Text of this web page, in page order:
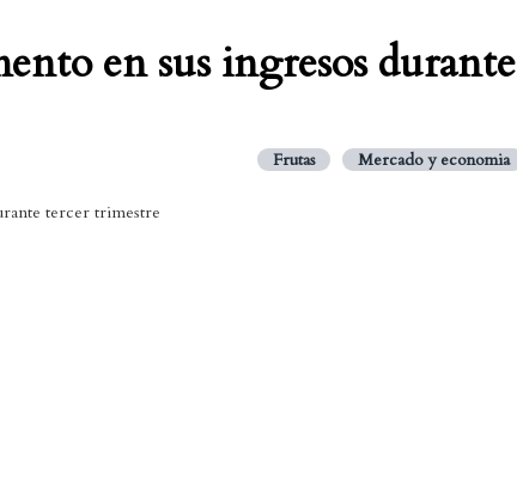
en sus ingresos durante
Frutas Mercado y economia